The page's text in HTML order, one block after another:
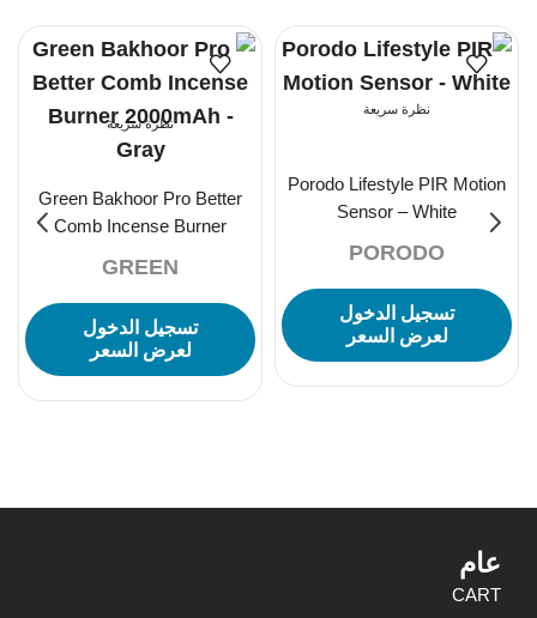
نظرة سريعة
Porodo Lifestyle PIR Motion
Sensor – White
PORODO
تسجيل الدخول
لعرض السعر
نظرة سريعة
Green Bakhoor Pro Better
Comb Incense Burner
GREEN
تسجيل الدخول
لعرض السعر
عام
CART